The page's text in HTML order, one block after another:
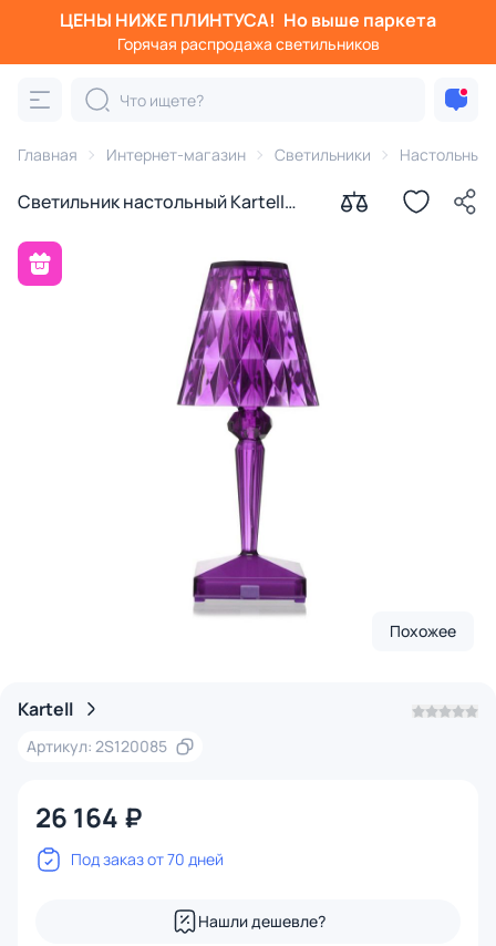
ЦЕНЫ НИЖЕ ПЛИНТУСА! Но выше паркета
Горячая распродажа светильников
Главная Интернет-магазин Светильники Настольные
Светильник настольный Kartell
Похожее
Kartell
Артикул: 2S120085
26 164 ₽
Под заказ от 70 дней
Нашли дешевле?